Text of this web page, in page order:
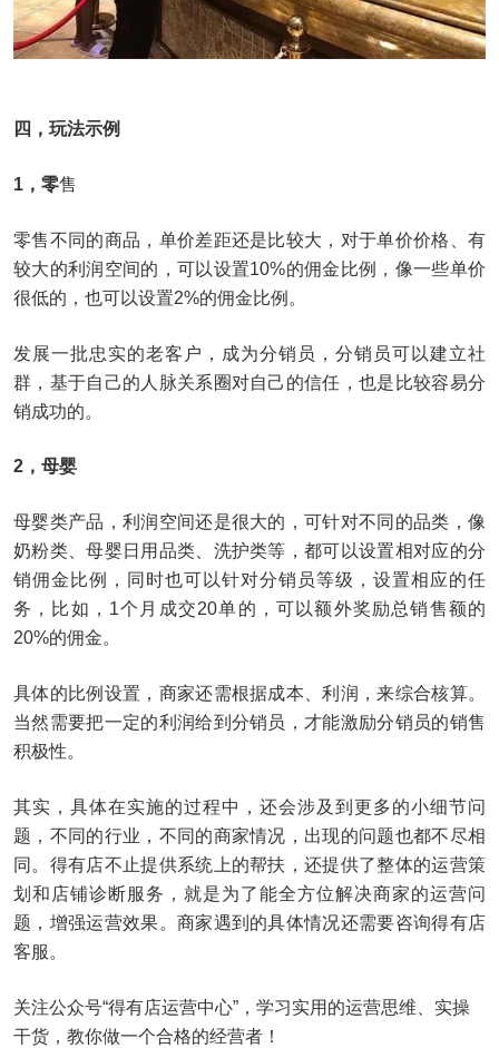
四，玩法示例
1，零售
零售不同的商品，单价差距还是比较大，对于单价价格、有
较大的利润空间的，可以设置10%的佣金比例，像一些单价
很低的，也可以设置2%的佣金比例。
发展一批忠实的老客户，成为分销员，分销员可以建立社
群，基于自己的人脉关系圈对自己的信任，也是比较容易分
销成功的。
2，母婴
母婴类产品，利润空间还是很大的，可针对不同的品类，像
奶粉类、母婴日用品类、洗护类等，都可以设置相对应的分
销佣金比例，同时也可以针对分销员等级，设置相应的任
务，比如，1个月成交20单的，可以额外奖励总销售额的
20%的佣金。
具体的比例设置，商家还需根据成本、利润，来综合核算。
当然需要把一定的利润给到分销员，才能激励分销员的销售
积极性。
其实，具体在实施的过程中，还会涉及到更多的小细节问
题，不同的行业，不同的商家情况，出现的问题也都不尽相
同。得有店不止提供系统上的帮扶，还提供了整体的运营策
划和店铺诊断服务，就是为了能全方位解决商家的运营问
题，增强运营效果。商家遇到的具体情况还需要咨询得有店
客服。
关注公众号“得有店运营中心”，学习实用的运营思维、实操
干货，教你做一个合格的经营者！